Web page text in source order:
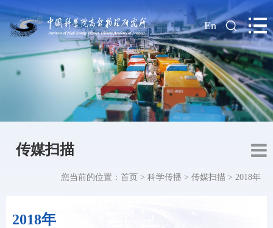
| En
传媒扫描
2018年
您当前的位置： 首页 > 科学传播 > 传媒扫描 > 2018年